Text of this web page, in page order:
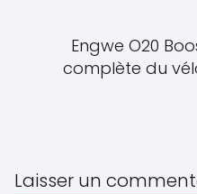
Engwe O20
complète du
Laisser un